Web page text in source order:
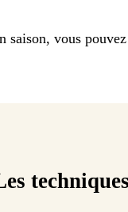
saison, vous